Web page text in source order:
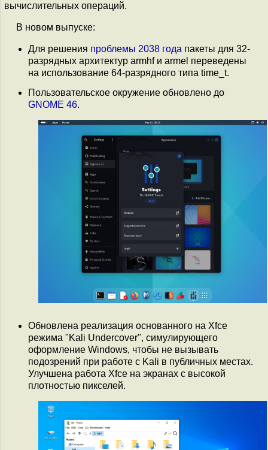
вычислительных операций.
В новом выпуске:
Для решения проблемы 2038 года пакеты для 32-
разрядных архитектур armhf и armel переведены
на использование 64-разрядного типа time_t.
Пользовательское окружение обновлено до
GNOME 46.
Обновлена реализация основанного на Xfce
режима "Kali Undercover", симулирующего
оформление Windows, чтобы не вызывать
подозрений при работе с Kali в публичных местах.
Улучшена работа Xfce на экранах с высокой
плотностью пикселей.